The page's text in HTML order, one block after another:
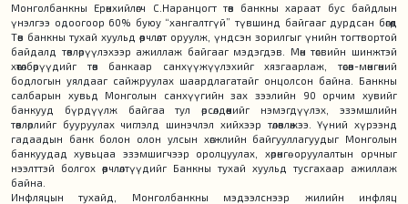
Монголбанкны Ерөнхийлөгч С.Наранцогт төв банкны хараат бус байдлын
үнэлгээ одоогоор 60% буюу “хангалтгүй” түвшинд байгааг дурдсан бөгөөд
Төв банкны тухай хуульд өөрчлөлт оруулж, үндсэн зорилгыг үнийн тогтвортой
байдалд төвлөрүүлэхээр ажиллаж байгааг мэдэгдэв. Мөн төсвийн шинжтэй
хөтөлбөрүүдийг төв банкаар санхүүжүүлэхийг хязгаарлаж, төсөв-мөнгөний
бодлогын уялдааг сайжруулах шаардлагатайг онцолсон байна. Банкны
салбарын хувьд Монголын санхүүгийн зах зээлийн 90 орчим хувийг
банкууд бүрдүүлж байгаа тул өрсөлдөөнийг нэмэгдүүлэх, эзэмшлийн
төвлөрлийг бууруулах чиглэлд шинэчлэл хийхээр төлөвлөжээ. Үүний хүрээнд
гадаадын банк болон олон улсын хөгжлийн байгууллагуудыг Монголын
банкуудад хувьцаа эзэмшигчээр оролцуулах, хөрөнгө оруулалтын орчныг
нээлттэй болгох өөрчлөлтүүдийг Банкны тухай хуульд тусгахаар ажиллаж
байна.
Инфляцын тухайд, Монголбанкны мэдээлснээр жилийн инфляц